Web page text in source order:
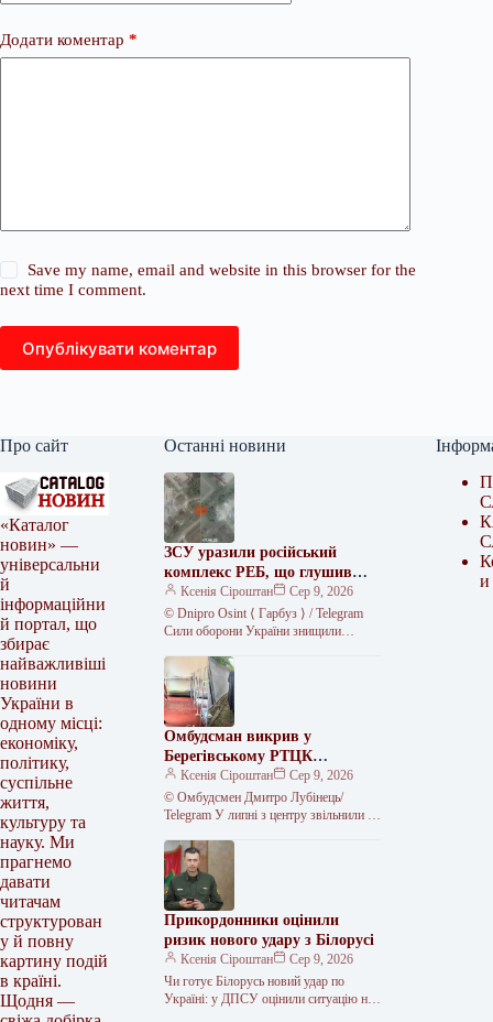
Додати коментар *
Save my name, email and website in this browser for the
next time I comment.
Опублікувати коментар
Про сайт
«Каталог
новин» —
універсальни
й
інформаційни
й портал, що
збирає
найважливіші
новини
України в
одному місці:
економіку,
політику,
суспільне
життя,
культуру та
науку. Ми
прагнемо
давати
читачам
структурован
у й повну
картину подій
в країні.
Щодня —
Останні новини
ЗСУ уразили російський
комплекс РЕБ, що глушив
Starlink
Ксенія Сіроштан
Сер 9, 2026
© Dnipro Osint ⟨ Гарбуз ⟩ / Telegram
Сили оборони України знищили
боротьби «Волна Купол Гарант» на…
Омбудсман викрив у
Берегівському РТЦК
незаконне скасування
відстрочок та утримання
громадян
Ксенія Сіроштан
Сер 9, 2026
© Омбудсмен Дмитро Лубінець/
Telegram У липні з центру звільнили 11
утримували протиправно.
Представник омбудсмана…
Прикордонники оцінили
ризик нового удару з Білорусі
Ксенія Сіроштан
Сер 9, 2026
Чи готує Білорусь новий удар по
Україні: у ДПСУ оцінили ситуацію на
и